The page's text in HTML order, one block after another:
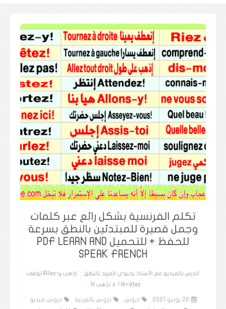
تكلم الفرنسية بشكل رائع عبر كلمات
وجمل قصيرة للمبتدئين بالنطق بسرعة
للحفظ + للتحميل PDF LEARN AND
SPEAK FRENCH
الدرس بالفيديو مع الأستاذ يحتوي المزيد بالنطق : إذهب Allez-y! توقف
Arrêtez ! لا تذهب N…
20 يونيو 2021 دروس دروس بالعربية
دروس فيديو